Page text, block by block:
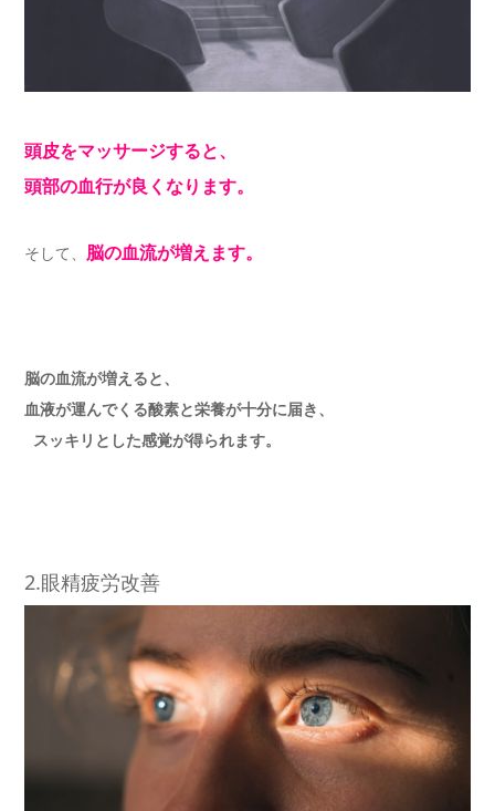
頭皮をマッサージすると、
頭部の血行が良くなります。
そして、 脳の血流が増えます。
脳の血流が増えると、
血液が運んでくる酸素と栄養が十分に届き、
スッキリとした感覚が得られます。
2.眼精疲労改善